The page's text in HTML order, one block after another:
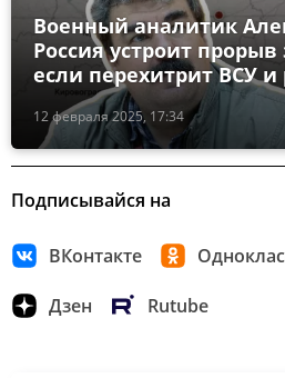
12 февраля 2025, 17:34
Военный аналитик
Россия устроит
если перехитрит ВСУ
Подписывайся на
ВКонтакте
Дзен Rutube